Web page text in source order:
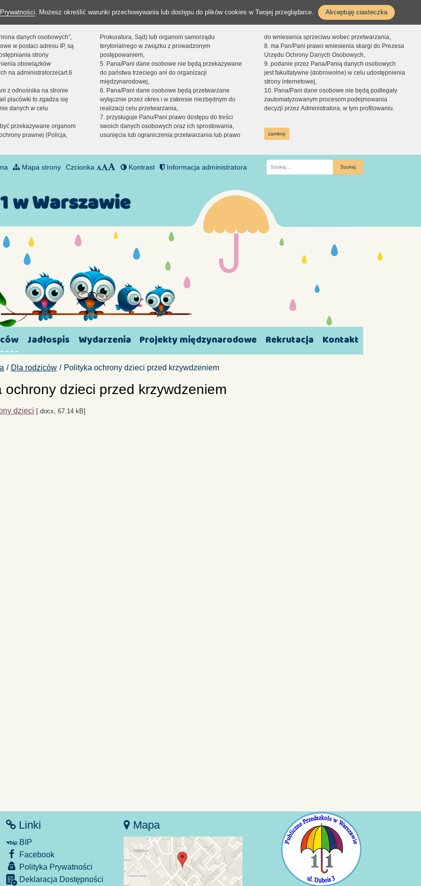
. Możesz określić warunki przechowywania lub dostępu do plików cookies w Twojej przeglądarce. Akceptuję ciasteczka
danych osobowych”,
w postaci adresu IP, są
strony
obowiązków
na administratorze(art.6
z odnośnika na stronie
placówki to zgadza się
danych w celu
przekazywane organom
prawnej (Policja,
Prokuratura, Sąd) lub organom samorządu
terytorialnego w związku z prowadzonym
postępowaniem,
5. Pana/Pani dane osobowe nie będą przekazywane
do państwa trzeciego ani do organizacji
międzynarodowej,
6. Pana/Pani dane osobowe będą przetwarzane
wyłącznie przez okres i w zakresie niezbędnym do
realizacji celu przetwarzania,
7. przysługuje Panu/Pani prawo dostępu do treści
swoich danych osobowych oraz ich sprostowania,
usunięcia lub ograniczenia przetwarzania lub prawo
do wniesienia sprzeciwu wobec przetwarzania,
8. ma Pan/Pani prawo wniesienia skargi do Prezesa
Urzędu Ochrony Danych Osobowych,
9. podanie przez Pana/Panią danych osobowych
jest fakultatywne (dobrowolne) w celu udostępnienia
strony internetowej,
10. Pana/Pani dane osobowe nie będą podlegały
zautomatyzowanym procesom podejmowania
decyzji przez Administratora, w tym profilowaniu.
zamknij
Mapa strony Czcionka Kontrast Informacja administratora
Fraza
w Warszawie
Jadłospis Wydarzenia Projekty międzynarodowe Rekrutacja Kontakt
Dla rodziców Polityka ochrony dzieci przed krzywdzeniem
ochrony dzieci przed krzywdzeniem
dzieci [.docx, 67.14 kB]
Linki
BIP
Facebook
Polityka Prywatności
Deklaracja Dostępności
Mapa